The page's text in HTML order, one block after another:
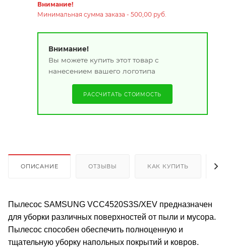
Внимание!
Минимальная сумма заказа - 500,00 руб.
Внимание!
Вы можете купить этот товар с
нанесением вашего логотипа
РАССЧИТАТЬ СТОИМОСТЬ
ОПИСАНИЕ ОТЗЫВЫ КАК КУПИТЬ
Пылесос SAMSUNG VCC4520S3S/XEV предназначен
для уборки различных поверхностей от пыли и мусора.
Пылесос способен обеспечить полноценную и
тщательную уборку напольных покрытий и ковров.